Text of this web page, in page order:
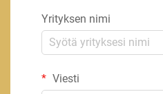
Yrityksen nimi
Viesti